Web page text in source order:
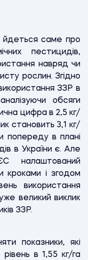
саме про
пестицидів,
навряд чи
рослин. Згідно
ЗЗР в
обсяги
цифра в 2,5 кг/
становить 3,1 кг/
в плані
в України є. Але
налаштований
кроками і згодом
використання
великий виклик
ЗЗР.
показники, які
в 1,55 кг/га